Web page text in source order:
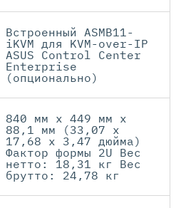
Встроенный ASMB11-
iKVM для KVM-over-IP
ASUS Control Center
Enterprise
(опционально)
840 мм x 449 мм x
88,1 мм (33,07 x
17,68 x 3,47 дюйма)
Фактор формы 2U Вес
нетто: 18,31 кг Вес
брутто: 24,78 кг